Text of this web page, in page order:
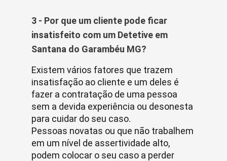
3 - Por que um cliente pode ficar
insatisfeito com um Detetive em
Santana do Garambéu MG?
Existem vários fatores que trazem
insatisfação ao cliente e um deles é
fazer a contratação de uma pessoa
sem a devida experiência ou desonesta
para cuidar do seu caso.
Pessoas novatas ou que não trabalhem
em um nível de assertividade alto,
podem colocar o seu caso a perder